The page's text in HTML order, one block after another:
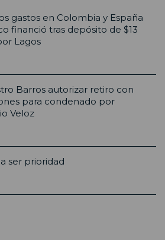
gastos en Colombia y España
financió tras depósito de $13
Lagos
Barros autorizar retiro con
para condenado por
Veloz
ser prioridad